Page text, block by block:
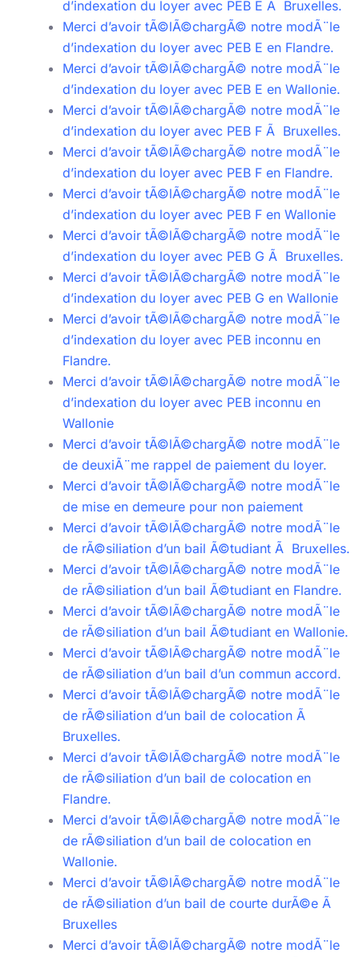
d’indexation du loyer avec PEB E Ã Bruxelles.
Merci d’avoir tÃ©lÃ©chargÃ© notre modÃ¨le
d’indexation du loyer avec PEB E en Flandre.
Merci d’avoir tÃ©lÃ©chargÃ© notre modÃ¨le
d’indexation du loyer avec PEB E en Wallonie.
Merci d’avoir tÃ©lÃ©chargÃ© notre modÃ¨le
d’indexation du loyer avec PEB F Ã Bruxelles.
Merci d’avoir tÃ©lÃ©chargÃ© notre modÃ¨le
d’indexation du loyer avec PEB F en Flandre.
Merci d’avoir tÃ©lÃ©chargÃ© notre modÃ¨le
d’indexation du loyer avec PEB F en Wallonie
Merci d’avoir tÃ©lÃ©chargÃ© notre modÃ¨le
d’indexation du loyer avec PEB G Ã Bruxelles.
Merci d’avoir tÃ©lÃ©chargÃ© notre modÃ¨le
d’indexation du loyer avec PEB G en Wallonie
Merci d’avoir tÃ©lÃ©chargÃ© notre modÃ¨le
d’indexation du loyer avec PEB inconnu en
Flandre.
Merci d’avoir tÃ©lÃ©chargÃ© notre modÃ¨le
d’indexation du loyer avec PEB inconnu en
Wallonie
Merci d’avoir tÃ©lÃ©chargÃ© notre modÃ¨le
de deuxiÃ¨me rappel de paiement du loyer.
Merci d’avoir tÃ©lÃ©chargÃ© notre modÃ¨le
de mise en demeure pour non paiement
Merci d’avoir tÃ©lÃ©chargÃ© notre modÃ¨le
de rÃ©siliation d’un bail Ã©tudiant Ã Bruxelles.
Merci d’avoir tÃ©lÃ©chargÃ© notre modÃ¨le
de rÃ©siliation d’un bail Ã©tudiant en Flandre.
Merci d’avoir tÃ©lÃ©chargÃ© notre modÃ¨le
de rÃ©siliation d’un bail Ã©tudiant en Wallonie.
Merci d’avoir tÃ©lÃ©chargÃ© notre modÃ¨le
de rÃ©siliation d’un bail d’un commun accord.
Merci d’avoir tÃ©lÃ©chargÃ© notre modÃ¨le
de rÃ©siliation d’un bail de colocation Ã
Bruxelles.
Merci d’avoir tÃ©lÃ©chargÃ© notre modÃ¨le
de rÃ©siliation d’un bail de colocation en
Flandre.
Merci d’avoir tÃ©lÃ©chargÃ© notre modÃ¨le
de rÃ©siliation d’un bail de colocation en
Wallonie.
Merci d’avoir tÃ©lÃ©chargÃ© notre modÃ¨le
de rÃ©siliation d’un bail de courte durÃ©e Ã
Bruxelles
Merci d’avoir tÃ©lÃ©chargÃ© notre modÃ¨le